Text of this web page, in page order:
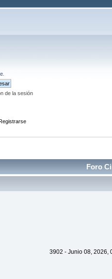
de la sesión
Foro
3902 - Junio 08, 2026,